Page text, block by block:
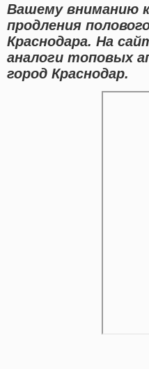
Вашему вниманию
продления
Краснодара. На
аналоги топовых
город Краснодар.